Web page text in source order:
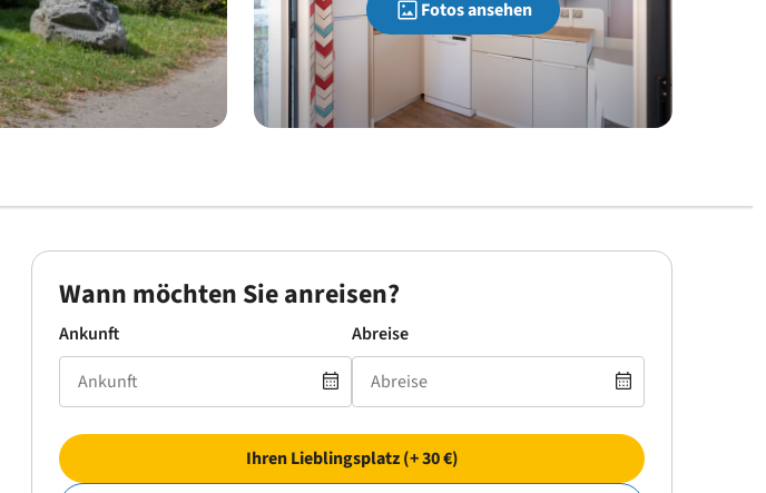
Fotos ansehen
Wann möchten Sie anreisen?
Ankunft Abreise
Ihren Lieblingsplatz (+ 30 €)